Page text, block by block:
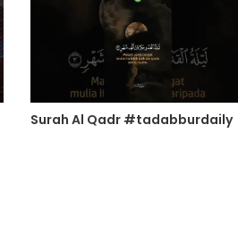
Surah Al Qadr #tadabburdaily